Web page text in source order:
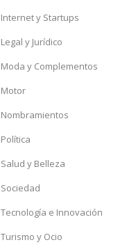
Internet y Startups
Legal y Jurídico
Moda y Complementos
Motor
Nombramientos
Política
Salud y Belleza
Sociedad
Tecnología e Innovación
Turismo y Ocio